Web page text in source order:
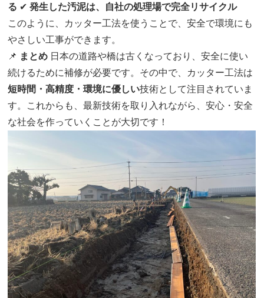
る ✔発生した汚泥は、自社の処理場で完全リサイクル
このように、カッター工法を使うことで、安全で環境にも
やさしい工事ができます。
📌 まとめ 日本の道路や橋は古くなっており、安全に使い
続けるために補修が必要です。その中で、カッター工法は
短時間・高精度・環境に優しい技術として注目されていま
す。これからも、最新技術を取り入れながら、安心・安全
な社会を作っていくことが大切です！